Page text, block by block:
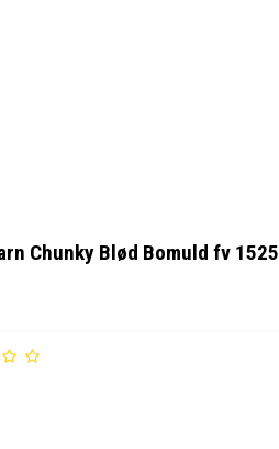
Chunky Blød Bomuld fv 1525